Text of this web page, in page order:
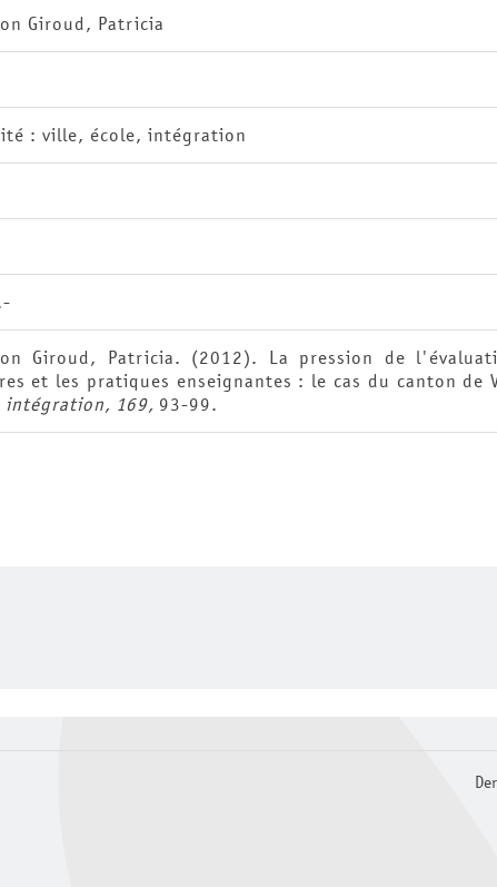
Giroud, Patricia
: ville, école, intégration
Giroud, Patricia. (2012). La pression de
et les pratiques enseignantes : le cas du canton de
intégration, 169, 93-99.